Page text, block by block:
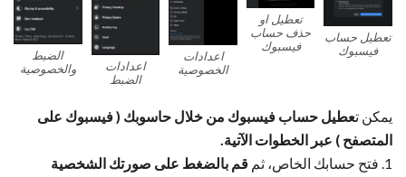
تعطيل حساب
فيسبوك
تعطيل او
حذف حساب
فيسبوك
اعدادات
الخصوصية
اعدادات
الضبط
الضبط
والخصوصية
يمكن تعطيل حساب فيسبوك من خلال حاسوبك ( فيسبوك على
المتصفح ) عبر الخطوات الآتية.
1. فتح حسابك الخاص، ثم
قم بالضغط على صورتك الشخصية